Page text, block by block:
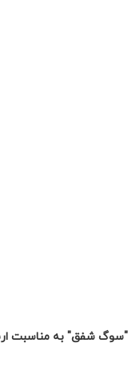
"سوگ شفق" به مناسبت